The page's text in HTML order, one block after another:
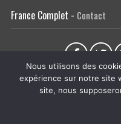
France Complet - Contact
L’association Actualités
Régie publicitaire Plan du site
Nous utilisons des
expérience sur notre site
site, nous